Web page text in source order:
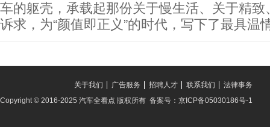
车的躯壳，承载起那份关于慢生活、关于精
诉求，为“颜值即正义”的时代，写下了最
法律事务
联系我们
招聘人才
广告服务
关于我们
Copyright © 2016-2025 汽车全看点 版权所有 备案号：京ICP备05030186号-1